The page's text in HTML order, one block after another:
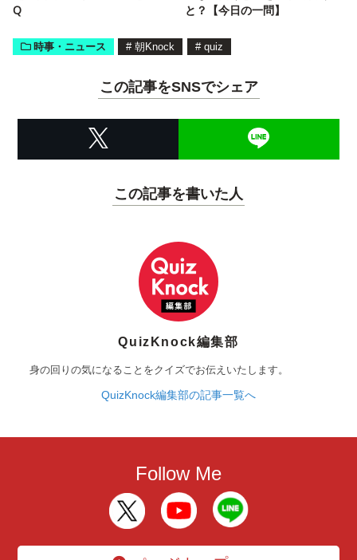
Q
と？【今日の一問】
時事・ニュース # 朝Knock # quiz
この記事をSNSでシェア
この記事を書いた人
QuizKnock編集部
身の回りの気になることをクイズでお伝えいたします。
QuizKnock編集部の記事一覧へ
Follow Me